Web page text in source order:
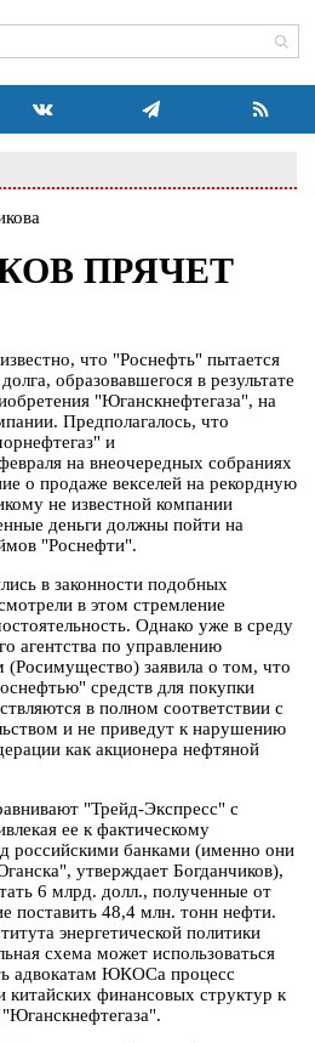
ПРЯЧЕТ
что "Роснефть" пытается
образовавшегося в результате
"Юганскнефтегаза", на
Предполагалось, что
и
на внеочередных собраниях
о продаже векселей на рекордную
не известной компании
деньги должны пойти на
"Роснефти".
в законности подобных
в этом стремление
Однако уже в среду
агентства по управлению
заявила о том, что
средств для покупки
в полном соответствии с
и не приведут к нарушению
как акционера нефтяной
"Трейд-Экспресс" с
ее к фактическому
российскими банками (именно они
утверждает Богданчиков),
6 млрд. долл., полученные от
поставить 48,4 млн. тонн нефти.
энергетической политики
схема может использоваться
адвокатам ЮКОСа процесс
китайских финансовых структур к